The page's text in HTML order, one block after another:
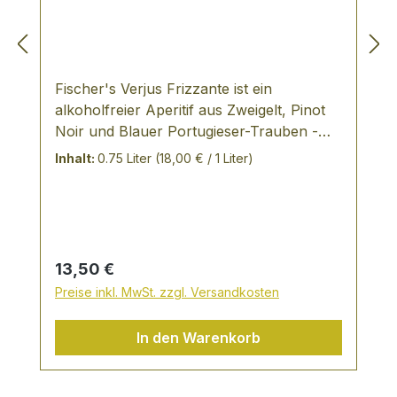
Fischer's Verjus Frizzante ist ein
alkoholfreier Aperitif aus Zweigelt, Pinot
Noir und Blauer Portugieser-Trauben -
Thermenregion - Österreich -
mit Mineralwasser wird daraus Verjus
Frizz - die alkoholfreie Variante eines
Frizzante Prickelnder Genuss, extra
trocken, herb-frisch und traubig-fruchtig
echte Winzerqualität vom Weingut
Christian Fischer aus Österreich
Inhalt: 0.75 Liter (18,00 € / 1 Liter)
Regulärer Preis:
13,50 €
Preise inkl. MwSt. zzgl. Versandkosten
In den Warenkorb